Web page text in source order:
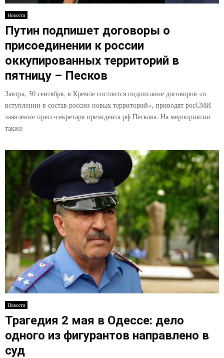
E
N
U
Новости
Путин подпишет договоры о
присоединении к россии
оккупированных территорий в
пятницу – Песков
Завтра, 30 сентября, в Кремле состоится подписание договоров «о
вступлении в состав россии новых территорий», приводят росСМИ
заявление пресс-секретаря президента рф Пескова. На мероприятии
также
Новости
Трагедия 2 мая в Одессе: дело
одного из фигурантов направлено в
суд